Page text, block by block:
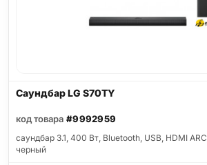
Саундбар LG S70TY
код товара #9992959
саундбар 3.1, 400 Вт, Bluetooth, USB, HDMI
черный